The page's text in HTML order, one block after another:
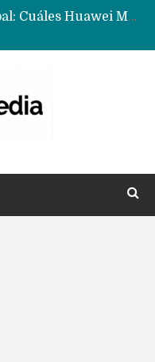
Solo China o Global: Cuáles Huawei MateBook, MatePad y Nova llegarán a Europa y LATAM?
Fabricantes suben precios de teléfonos y ganan más dinero en un mercado donde Xiaomi alerta por no mejorar ventas